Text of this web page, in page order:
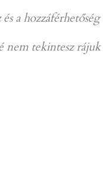
a
nem tekintesz